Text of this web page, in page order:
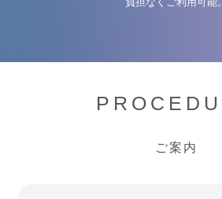
ご案内